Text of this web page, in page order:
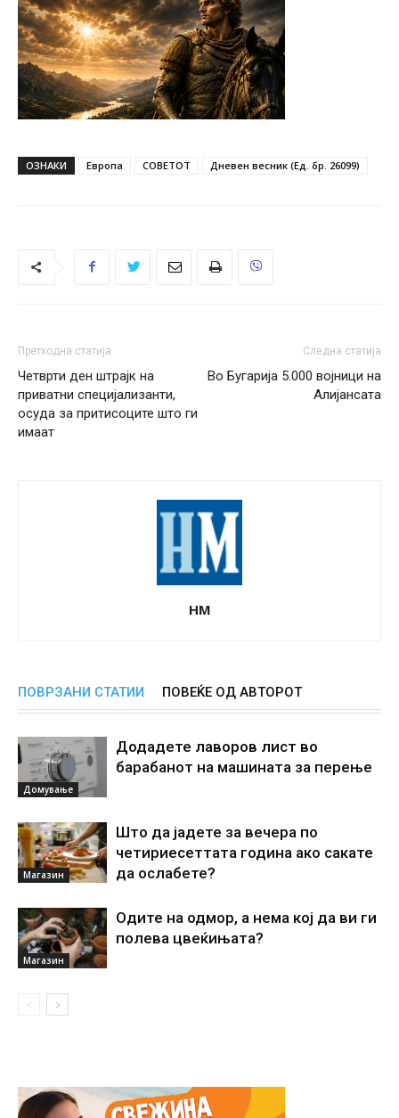
ОЗНАКИ Европа СОВЕТОТ Дневен весник (Ед. бр. 26099)
Претходна статија
Четврти ден штрајк на
приватни специјализанти,
осуда за притисоците што ги
имаат
Следна статија
Во Бугарија 5.000 војници на
Алијансата
НМ
ПОВРЗАНИ СТАТИИ ПОВЕЌЕ ОД АВТОРОТ
Домување
Додадете лаворов лист во
барабанот на машината за перење
Магазин
Што да јадете за вечера по
четириесеттата година ако сакате
да ослабете?
Магазин
Одите на одмор, а нема кој да ви ги
полева цвеќињата?